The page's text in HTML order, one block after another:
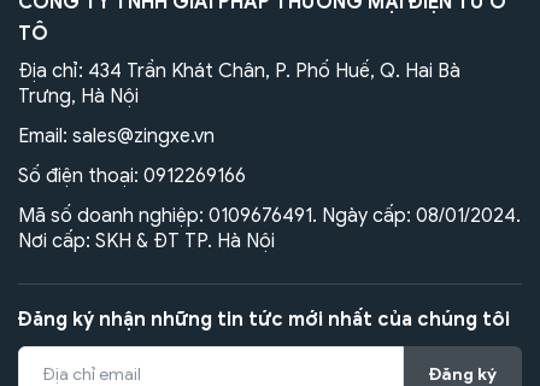
TÔ
Địa chỉ: 434 Trần Khát Chân, P. Phố Huế, Q. Hai Bà
Trưng, Hà Nội
Email: sales@zingxe.vn
Số điện thoại: 0912269166
Mã số doanh nghiệp: 0109676491. Ngày cấp: 08/01/2024.
Nơi cấp: SKH & ĐT TP. Hà Nội
Đăng ký nhận những tin tức mới nhất của chúng tôi
Đăng ký